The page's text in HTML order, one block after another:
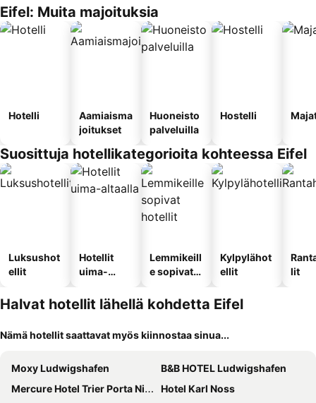
Eifel: Muita majoituksia
Hotelli
Aamiaisma
joitukset
Huoneisto
palveluilla
Hostelli
Suosittuja hotellikategorioita kohteessa Eifel
Luksushot
ellit
Hotellit
uima-
Lemmikeill
e sopivat
Kylpylähot
ellit
lit
Halvat hotellit lähellä kohdetta Eifel
Nämä hotellit saattavat myös kiinnostaa sinua...
Moxy Ludwigshafen
B&B HOTEL Ludwigshafen
Mercure Hotel Trier Porta Nigra
Hotel Karl Noss